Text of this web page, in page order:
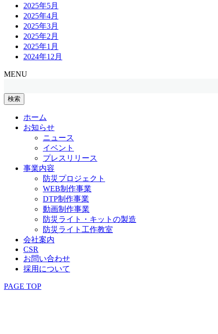
2025年5月
2025年4月
2025年3月
2025年2月
2025年1月
2024年12月
MENU
索:
ホーム
お知らせ
ニュース
イベント
プレスリリース
事業内容
防災プロジェクト
WEB制作事業
DTP制作事業
動画制作事業
防災ライト・キットの製造
防災ライト工作教室
会社案内
CSR
お問い合わせ
採用について
PAGE TOP